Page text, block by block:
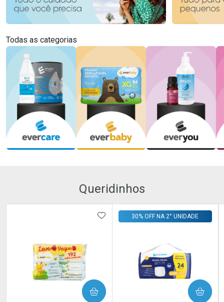
Todas as categorias
Queridinhos
ADICIONAR AOS FAVORITOS
COMPRAR
30% OFF NA 2° UNIDADE
COMPRAR